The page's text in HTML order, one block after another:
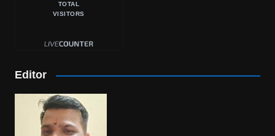
TOTAL
VISITORS
Editor